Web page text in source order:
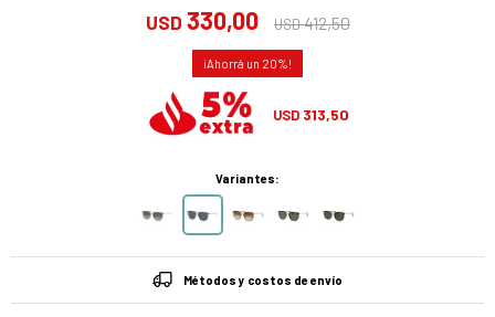
USD 330,00 USD412,50
20
USD 313,50
Variantes:
Métodos y costos de envío